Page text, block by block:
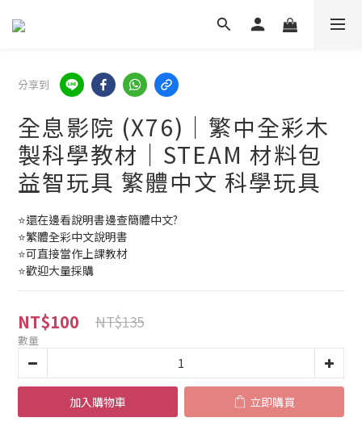
分享到
全息影院 (X76)｜繁中全彩木
製科學教材｜STEAM 材料包
益智玩具 繁體中文 科學玩具
⭐還在邊看說明書邊查簡體中文?
⭐繁體全彩中文說明書
⭐可直接當作上課教材
⭐歡迎大量採購
NT$100 NT$135
數量
加入購物車 立即購買